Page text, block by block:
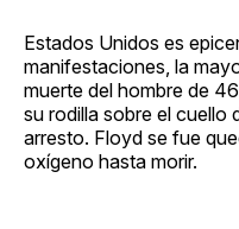
Estados Unidos es
manifestaciones, la
muerte del hombre de
su rodilla sobre el cuello
arresto. Floyd se fue
oxígeno hasta morir.